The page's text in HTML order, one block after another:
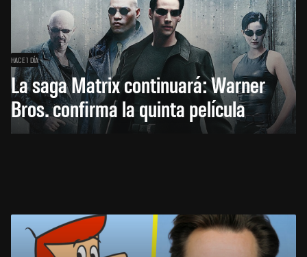
HACE 1 DÍA
La saga Matrix continuará: Warner
Bros. confirma la quinta película